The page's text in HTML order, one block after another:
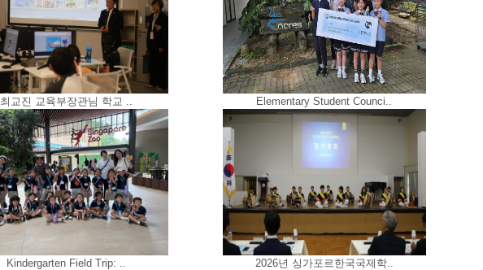
최교진 교육부장관님 학교 .. Elementary Student Counci..
Kindergarten Field Trip: .. 2026년 싱가포르한국국제학..